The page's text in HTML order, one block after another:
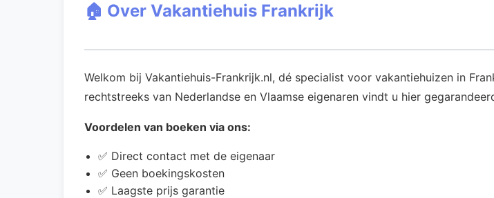
🏠 Over Vakantiehuis Frankrijk
Welkom bij Vakantiehuis-Frankrijk.nl, dé specialist voor vakantiehuizen in
rechtstreeks van Nederlandse en Vlaamse eigenaren vindt u hier
Voordelen van boeken via ons:
✅ Direct contact met de eigenaar
✅ Geen boekingskosten
✅ Laagste prijs garantie